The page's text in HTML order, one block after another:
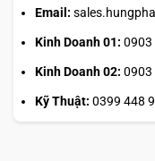
Email:
Kinh Doanh 01: 0903
Kinh Doanh 02: 0903
Kỹ Thuật: 0399 448